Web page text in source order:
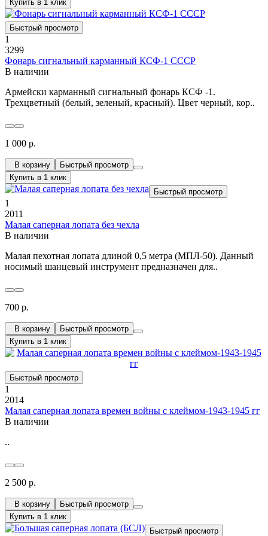
Купить в 1 клик
Быстрый просмотр
1
3299
Фонарь сигнальный карманный КСФ-1 СССР
В наличии
Армейски карманный сигнальный фонарь КСФ -1.
Трехцветный (белый, зеленый, красный). Цвет черный, кор..
1 000 р.
В корзину
Быстрый просмотр
Купить в 1 клик
Быстрый просмотр
1
2011
Малая саперная лопата без чехла
В наличии
Малая пехотная лопата длиной 0,5 метра (МПЛ-50). Данный
носимый шанцевый инструмент предназначен для..
700 р.
В корзину
Быстрый просмотр
Купить в 1 клик
Быстрый просмотр
1
2014
Малая саперная лопата времен войны с клеймом-1943-1945 гг
В наличии
..
2 500 р.
В корзину
Быстрый просмотр
Купить в 1 клик
Быстрый просмотр